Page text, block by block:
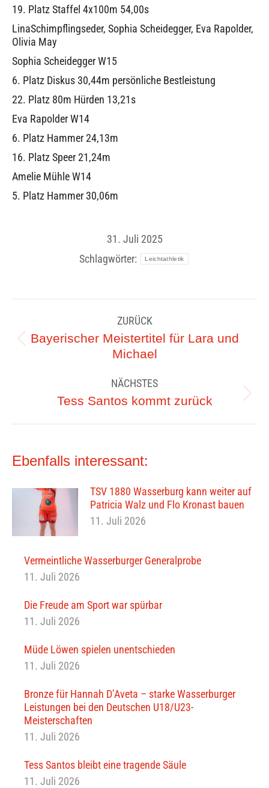
19. Platz Staffel 4x100m 54,00s
LinaSchimpflingseder, Sophia Scheidegger, Eva Rapolder,
Olivia May
Sophia Scheidegger W15
6. Platz Diskus 30,44m persönliche Bestleistung
22. Platz 80m Hürden 13,21s
Eva Rapolder W14
6. Platz Hammer 24,13m
16. Platz Speer 21,24m
Amelie Mühle W14
5. Platz Hammer 30,06m
31. Juli 2025
Schlagwörter:
Leichtathletik
ZURÜCK
Vorheriger
Beitrag:
Bayerischer Meistertitel für Lara und
Michael
NÄCHSTES
Nächster
Tess Santos kommt zurück
Ebenfalls interessant:
TSV 1880 Wasserburg kann weiter auf
Patricia Walz und Flo Kronast bauen
11. Juli 2026
Vermeintliche Wasserburger Generalprobe
11. Juli 2026
Die Freude am Sport war spürbar
11. Juli 2026
Müde Löwen spielen unentschieden
11. Juli 2026
Bronze für Hannah D’Aveta – starke Wasserburger
Leistungen bei den Deutschen U18/U23-
Meisterschaften
11. Juli 2026
Tess Santos bleibt eine tragende Säule
11. Juli 2026